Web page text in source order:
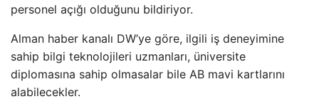
personel açığı olduğunu bildiriyor.
Alman haber kanalı DW’ye göre, ilgili iş deneyimine
sahip bilgi teknolojileri uzmanları, üniversite
diplomasına sahip olmasalar bile AB mavi kartlarını
alabilecekler.